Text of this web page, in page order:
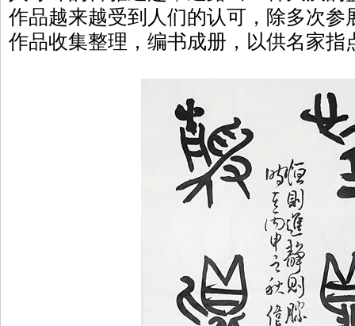
作品越来越受到人们的认可，除多次参
作品收集整理，编书成册，以供名家指